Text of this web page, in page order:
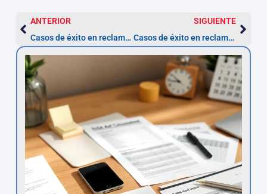
ANTERIOR
Casos de éxito en reclamación de multas ZBE: testimonios reales
SIGUIENTE
Casos de éxito en reclamación de multas ZBE: testimonios reales